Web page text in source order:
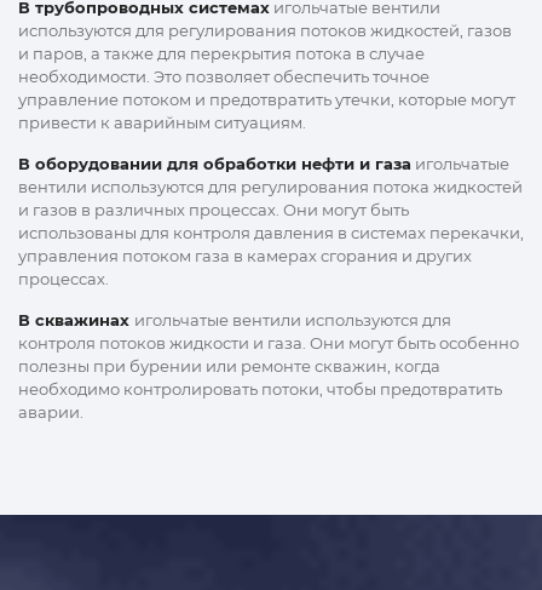
В трубопроводных системах игольчатые вентили
используются для регулирования потоков жидкостей, газов
и паров, а также для перекрытия потока в случае
необходимости. Это позволяет обеспечить точное
управление потоком и предотвратить утечки, которые могут
привести к аварийным ситуациям.
В оборудовании для обработки нефти и газа игольчатые
вентили используются для регулирования потока жидкостей
и газов в различных процессах. Они могут быть
использованы для контроля давления в системах перекачки,
управления потоком газа в камерах сгорания и других
процессах.
В скважинах игольчатые вентили используются для
контроля потоков жидкости и газа. Они могут быть особенно
полезны при бурении или ремонте скважин, когда
необходимо контролировать потоки, чтобы предотвратить
аварии.